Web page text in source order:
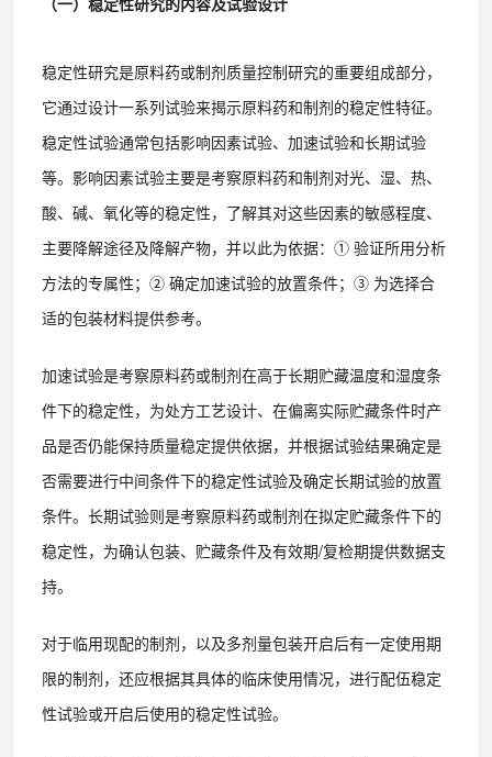
稳定性研究是原料药或制剂质量控制研究的重要组成部分，
它通过设计一系列试验来揭示原料药和制剂的稳定性特征。
稳定性试验通常包括影响因素试验、加速试验和长期试验
等。影响因素试验主要是考察原料药和制剂对光、湿、热、
酸、碱、氧化等的稳定性，了解其对这些因素的敏感程度、
主要降解途径及降解产物，并以此为依据：① 验证所用分析
方法的专属性；② 确定加速试验的放置条件；③ 为选择合
适的包装材料提供参考。
加速试验是考察原料药或制剂在高于长期贮藏温度和湿度条
件下的稳定性，为处方工艺设计、在偏离实际贮藏条件时产
品是否仍能保持质量稳定提供依据，并根据试验结果确定是
否需要进行中间条件下的稳定性试验及确定长期试验的放置
条件。长期试验则是考察原料药或制剂在拟定贮藏条件下的
稳定性，为确认包装、贮藏条件及有效期/复检期提供数据支
持。
对于临用现配的制剂，以及多剂量包装开启后有一定使用期
限的制剂，还应根据其具体的临床使用情况，进行配伍稳定
性试验或开启后使用的稳定性试验。